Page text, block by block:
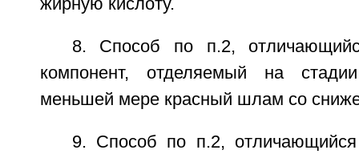
жирную кислоту.
8. Способ по п.2,
компонент, отделяемый на
меньшей мере красный шлам со
9. Способ по п.2,